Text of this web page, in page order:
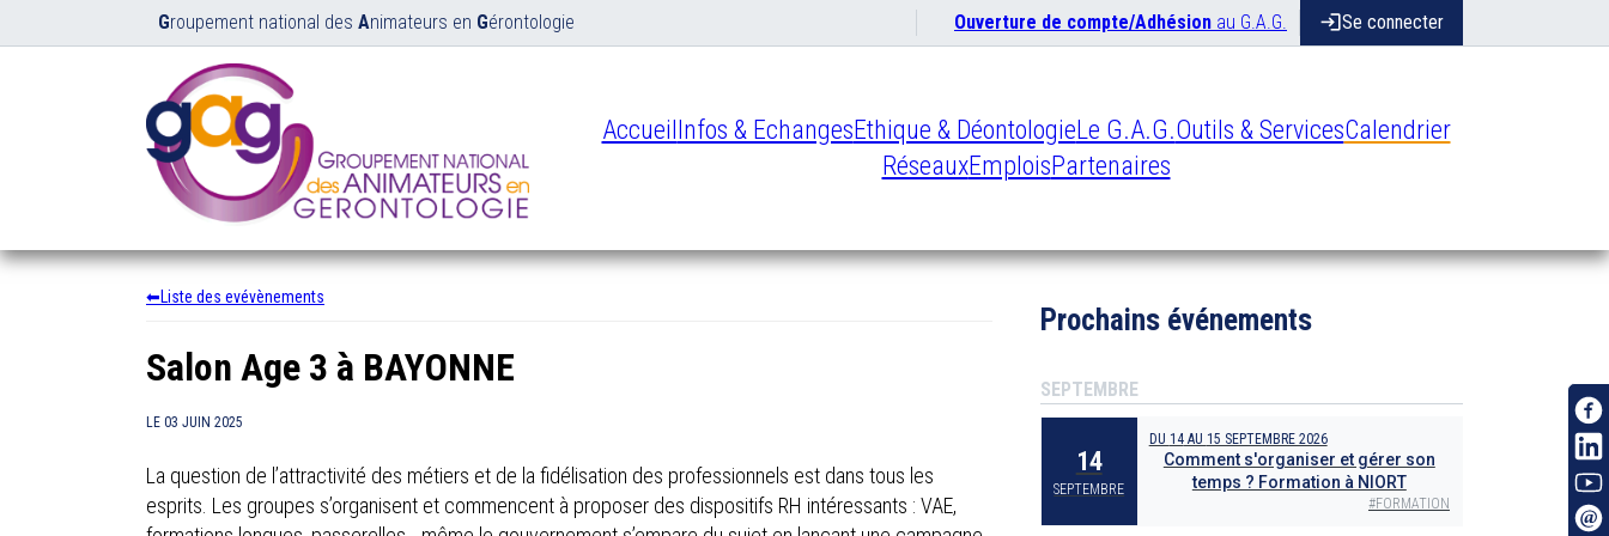
Groupement national des Animateurs en Gérontologie Ouverture de compte/Adhésion au G.A.G. loginSe connecter
AccueilInfos & EchangesEthique & DéontologieLe G.A.G.Outils & ServicesCalendrier
RéseauxEmploisPartenaires
Liste des evévènements
Salon Age 3 à BAYONNE
LE 03 JUIN 2025
La question de l’attractivité des métiers et de la fidélisation des professionnels est dans tous les
esprits. Les groupes s’organisent et commencent à proposer des dispositifs RH intéressants : VAE,
Prochains événements
SEPTEMBRE
14
SEPTEMBRE
DU 14AU 15 SEPTEMBRE 2026
Comment s'organiser et gérer son
temps ? Formation à NIORT
#FORMATION